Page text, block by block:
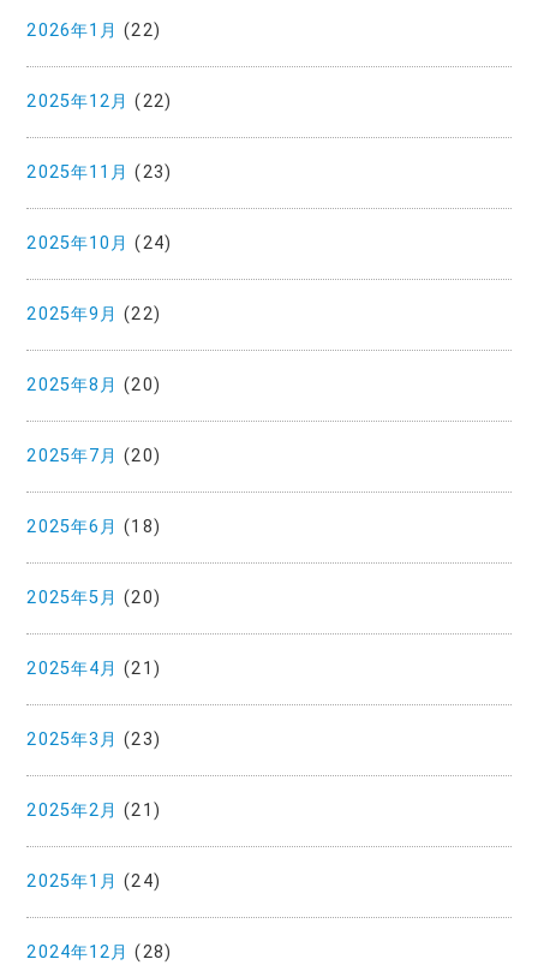
2026年1月 (22)
2025年12月 (22)
2025年11月 (23)
2025年10月 (24)
2025年9月 (22)
2025年8月 (20)
2025年7月 (20)
2025年6月 (18)
2025年5月 (20)
2025年4月 (21)
2025年3月 (23)
2025年2月 (21)
2025年1月 (24)
2024年12月 (28)